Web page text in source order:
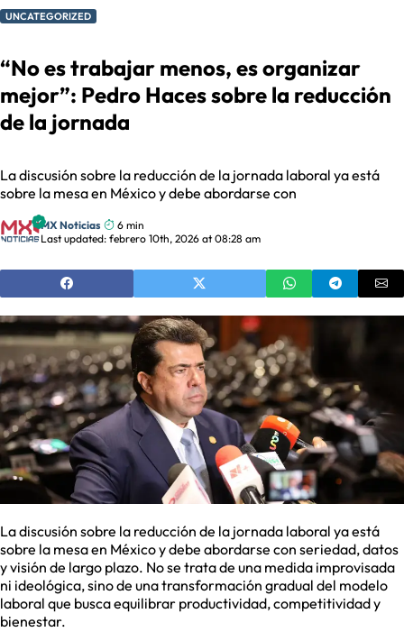
UNCATEGORIZED
“No es trabajar menos, es organizar
mejor”: Pedro Haces sobre la reducción
de la jornada
La discusión sobre la reducción de la jornada laboral ya está
sobre la mesa en México y debe abordarse con
MX Noticias
6 min
Last updated: febrero 10th, 2026 at 08:28 am
La discusión sobre la reducción de la jornada laboral ya está
sobre la mesa en México y debe abordarse con seriedad, datos
y visión de largo plazo. No se trata de una medida improvisada
ni ideológica, sino de una transformación gradual del modelo
laboral que busca equilibrar productividad, competitividad y
bienestar.